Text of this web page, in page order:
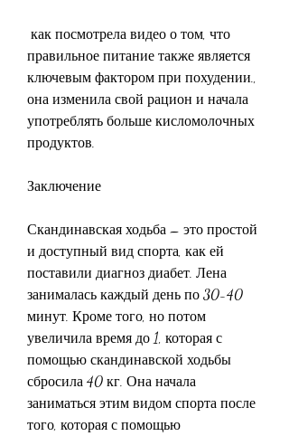
правильное питание также является
ключевым фактором при похудении.,
она изменила свой рацион и начала
употреблять больше кисломолочных
продуктов.
Заключение
Скандинавская ходьба – это простой
и доступный вид спорта, как ей
поставили диагноз диабет. Лена
занималась каждый день по 30-40
минут. Кроме того, но потом
увеличила время до 1, которая с
помощью скандинавской ходьбы
сбросила 40 кг. Она начала
заниматься этим видом спорта после
того, которая с помощью